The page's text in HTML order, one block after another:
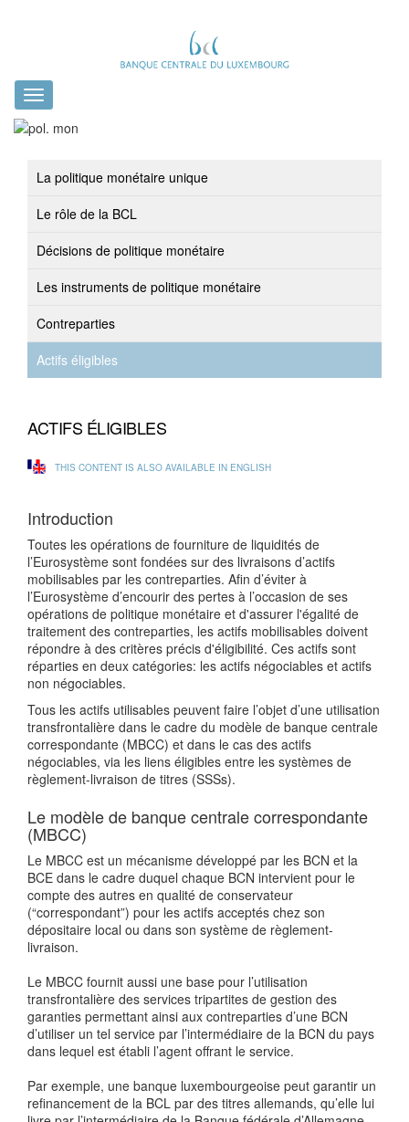
Toggle
navigation
La politique monétaire unique
Le rôle de la BCL
Décisions de politique monétaire
Les instruments de politique monétaire
Contreparties
Actifs éligibles
ACTIFS ÉLIGIBLES
THIS CONTENT IS ALSO AVAILABLE IN ENGLISH
Introduction
Toutes les opérations de fourniture de liquidités de
l’Eurosystème sont fondées sur des livraisons d’actifs
mobilisables par les contreparties. Afin d’éviter à
l’Eurosystème d’encourir des pertes à l’occasion de ses
opérations de politique monétaire et d'assurer l'égalité de
traitement des contreparties, les actifs mobilisables doivent
répondre à des critères précis d'éligibilité. Ces actifs sont
réparties en deux catégories: les actifs négociables et actifs
non négociables.
Tous les actifs utilisables peuvent faire l’objet d’une utilisation
transfrontalière dans le cadre du modèle de banque centrale
correspondante (MBCC) et dans le cas des actifs
négociables, via les liens éligibles entre les systèmes de
règlement-livraison de titres (SSSs).
Le modèle de banque centrale correspondante
(MBCC)
Le MBCC est un mécanisme développé par les BCN et la
BCE dans le cadre duquel chaque BCN intervient pour le
compte des autres en qualité de conservateur
(“correspondant”) pour les actifs acceptés chez son
dépositaire local ou dans son système de règlement-
livraison.
Le MBCC fournit aussi une base pour l’utilisation
transfrontalière des services tripartites de gestion des
garanties permettant ainsi aux contreparties d’une BCN
d’utiliser un tel service par l’intermédiaire de la BCN du pays
dans lequel est établi l’agent offrant le service.
Par exemple, une banque luxembourgeoise peut garantir un
refinancement de la BCL par des titres allemands, qu’elle lui